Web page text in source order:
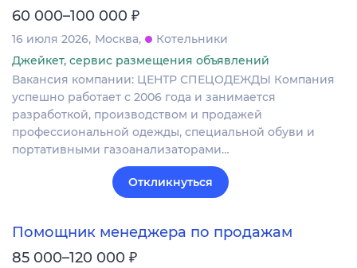
60 000–100 000 ₽
16 июля 2026 Москва
Котельники
Джейкет, сервис размещения объявлений
Вакансия компании: ЦЕНТР СПЕЦОДЕЖДЫ Компания
успешно работает с 2006 года и занимается
разработкой, производством и продажей
профессиональной одежды, специальной обуви и
портативными газоанализаторами…
Откликнуться
Помощник менеджера по продажам
85 000–120 000 ₽